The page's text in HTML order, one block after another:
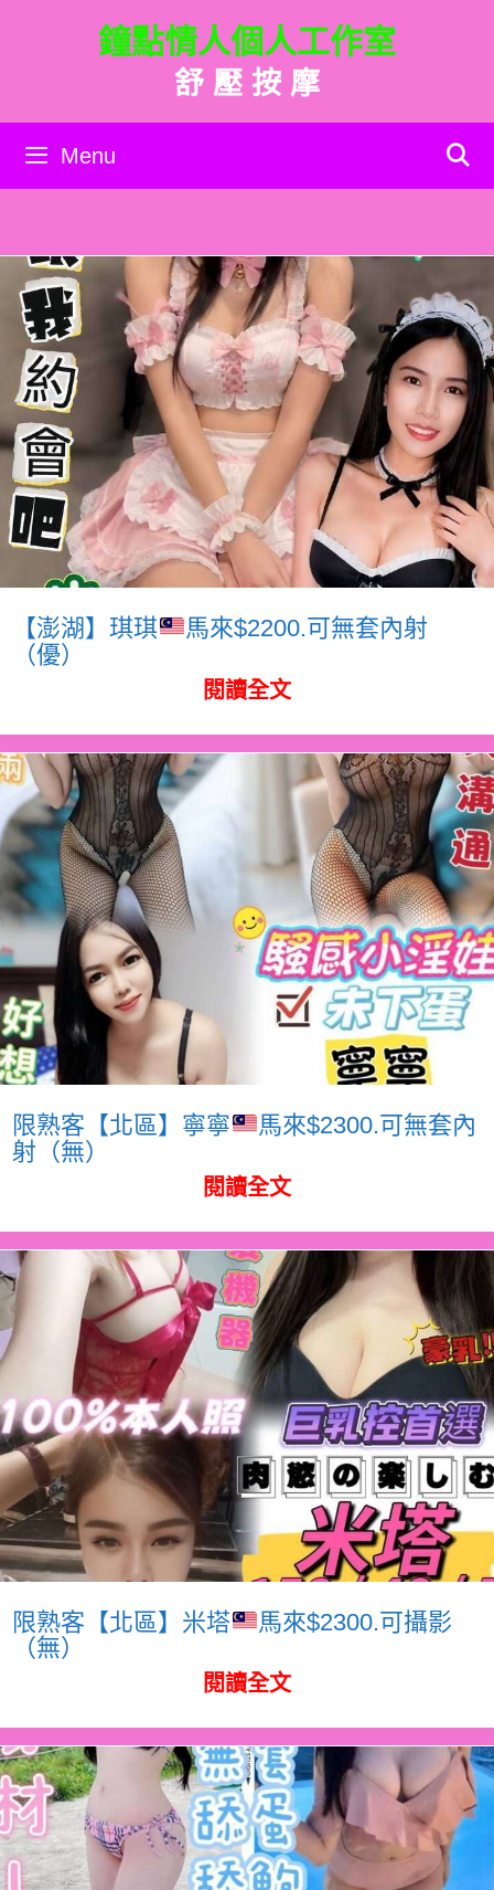
內
鐘點情人個人工作室
舒 壓 按 摩
Menu
【澎湖】琪琪
馬來$2200.可無套內射
（優）
閱讀全文
限熟客【北區】寧寧
馬來$2300.可無套內
射（無）
閱讀全文
限熟客【北區】米塔
馬來$2300.可攝影
（無）
閱讀全文